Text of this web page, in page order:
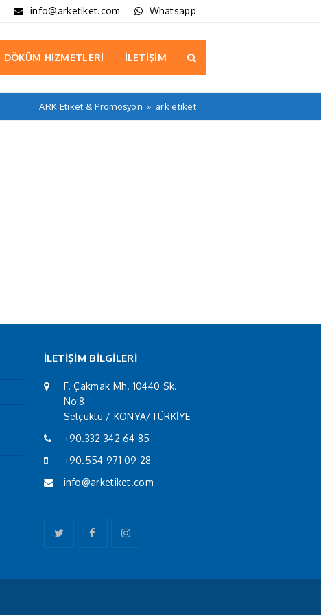
info@arketiket.com Whatsapp
DÖKÜM HİZMETLERİ İLETİŞİM
ARK Etiket & Promosyon » ark etiket
İLETİŞİM BİLGİLERİ
F. Çakmak Mh. 10440 Sk.
No:8
Selçuklu / KONYA/TÜRKİYE
+90.332 342 64 85
+90.554 971 09 28
info@arketiket.com
TwitterFacebookInstagram